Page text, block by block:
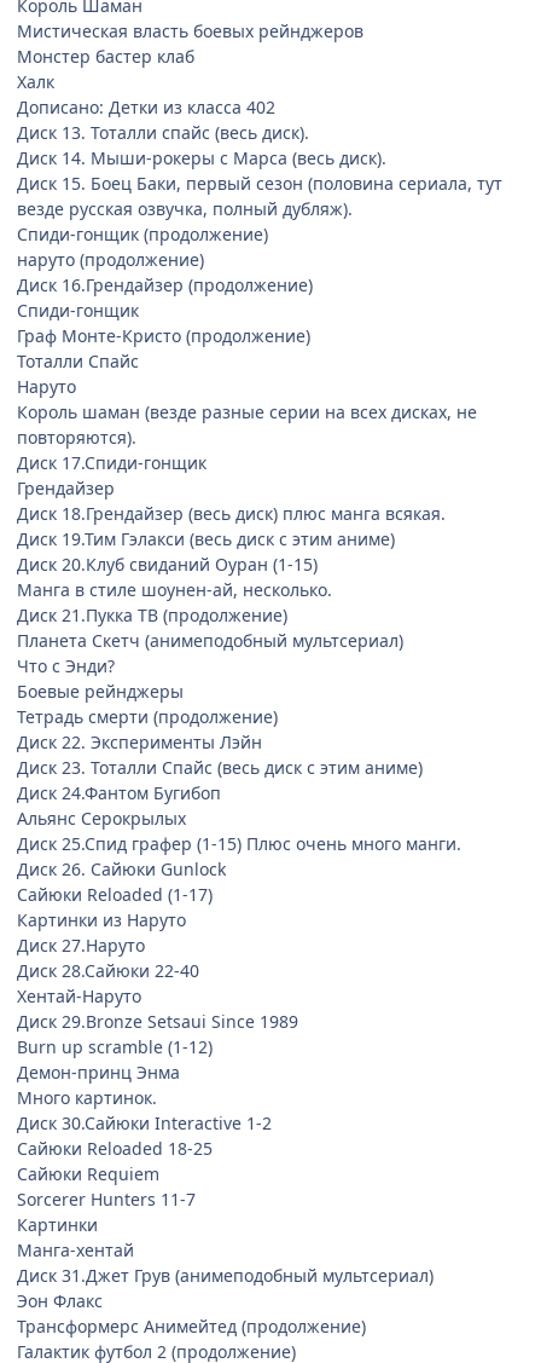
Король Шаман
Мистическая власть боевых рейнджеров
Монстер бастер клаб
Халк
Дописано: Детки из класса 402
Диск 13. Тоталли спайс (весь диск).
Диск 14. Мыши-рокеры с Марса (весь диск).
Диск 15. Боец Баки, первый сезон (половина сериала, тут
везде русская озвучка, полный дубляж).
Спиди-гонщик (продолжение)
наруто (продолжение)
Диск 16.Грендайзер (продолжение)
Спиди-гонщик
Граф Монте-Кристо (продолжение)
Тоталли Спайс
Наруто
Король шаман (везде разные серии на всех дисках, не
повторяются).
Диск 17.Спиди-гонщик
Грендайзер
Диск 18.Грендайзер (весь диск) плюс манга всякая.
Диск 19.Тим Гэлакси (весь диск с этим аниме)
Диск 20.Клуб свиданий Оуран (1-15)
Манга в стиле шоунен-ай, несколько.
Диск 21.Пукка ТВ (продолжение)
Планета Скетч (анимеподобный мультсериал)
Что с Энди?
Боевые рейнджеры
Тетрадь смерти (продолжение)
Диск 22. Эксперименты Лэйн
Диск 23. Тоталли Спайс (весь диск с этим аниме)
Диск 24.Фантом Бугибоп
Альянс Серокрылых
Диск 25.Спид графер (1-15) Плюс очень много манги.
Диск 26. Сайюки Gunlock
Сайюки Reloaded (1-17)
Картинки из Наруто
Диск 27.Наруто
Диск 28.Сайюки 22-40
Хентай-Наруто
Диск 29.Bronze Setsaui Since 1989
Burn up scramble (1-12)
Демон-принц Энма
Много картинок.
Диск 30.Сайюки Interactive 1-2
Сайюки Reloaded 18-25
Сайюки Requiem
Sorcerer Hunters 11-7
Картинки
Манга-хентай
Диск 31.Джет Грув (анимеподобный мультсериал)
Эон Флакс
Трансформерс Анимейтед (продолжение)
Галактик футбол 2 (продолжение)